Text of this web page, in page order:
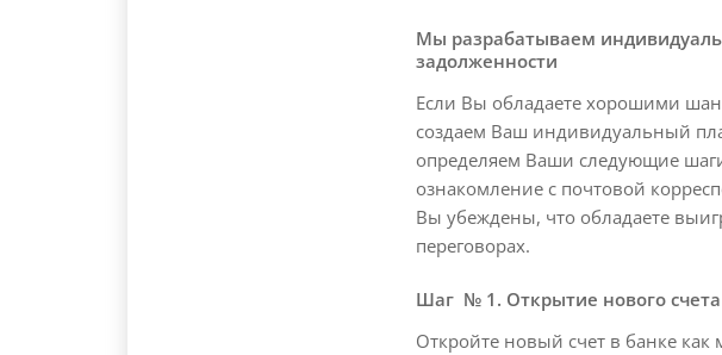
Мы разрабатываем
задолженности
Если Вы обладаете хорошими
создаем Ваш индивидуальный
определяем Ваши следующие
ознакомление с почтовой
Вы убеждены, что обладаете
переговорах.
Шаг № 1. Открытие нового
Откройте новый счет в банке